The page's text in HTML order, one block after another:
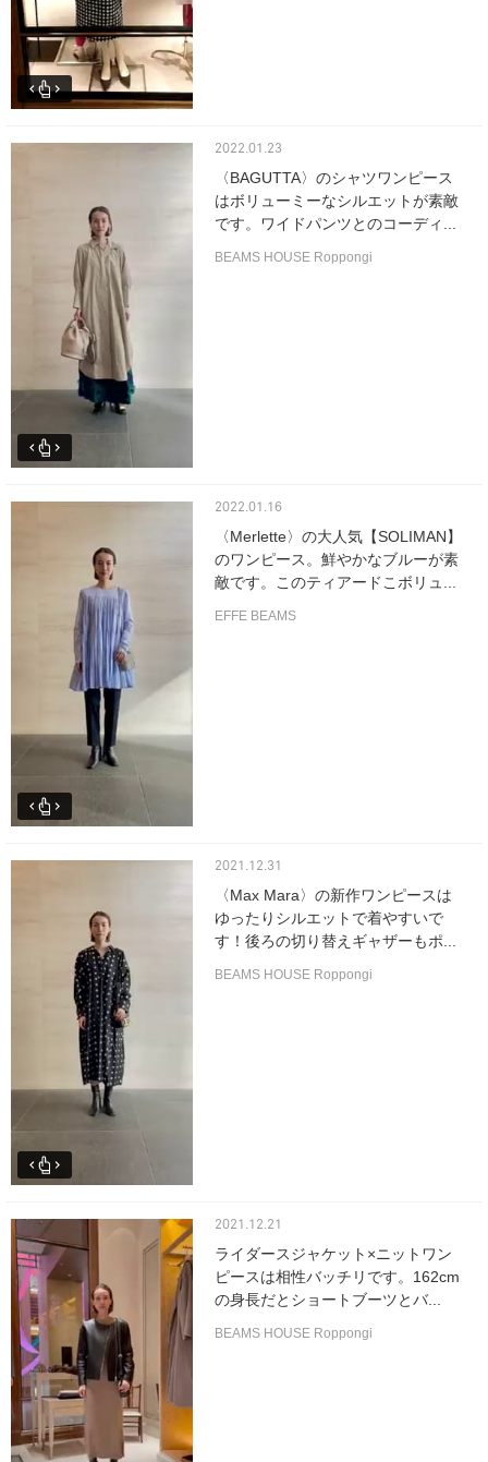
2022.01.23
〈BAGUTTA〉のシャツワンピース
はボリューミーなシルエットが素敵
です。ワイドパンツとのコーディ...
BEAMS HOUSE Roppongi
2022.01.16
〈Merlette〉の大人気【SOLIMAN】
のワンピース。鮮やかなブルーが素
敵です。このティアードこボリュ...
EFFE BEAMS
2021.12.31
〈Max Mara〉の新作ワンピースは
ゆったりシルエットで着やすいで
す！後ろの切り替えギャザーもポ...
BEAMS HOUSE Roppongi
2021.12.21
ライダースジャケット×ニットワン
ピースは相性バッチリです。162cm
の身長だとショートブーツとバ...
BEAMS HOUSE Roppongi